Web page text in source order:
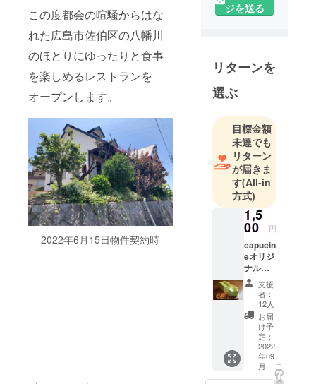
この度都会の喧騒からはな
れた広島市佐伯区の八幡川
のほとりにゆったりと食事
を楽しめるレストランを
オープンします。
2022年6月15日物件契約時
まれ育ち、
開業準備中
です。
地元広島市
佐伯区の街
の活性化の
一助になれ
ば幸いで
す。
是非ご支援
お願い致し
ます。
ジを送る
リターンを
選ぶ
目標金額
未達でも
リターン
が届きま
す(All-in
方式)
1,5
00 円
capucin
eオリジ
ナル抹
茶テ
リーヌ
とお礼
のお手
紙をお
送りさ
せてい
ただき
ます。
「原材
支援
者：
12人
お届
け予
定：
2022
年09
月
こ
の
リ